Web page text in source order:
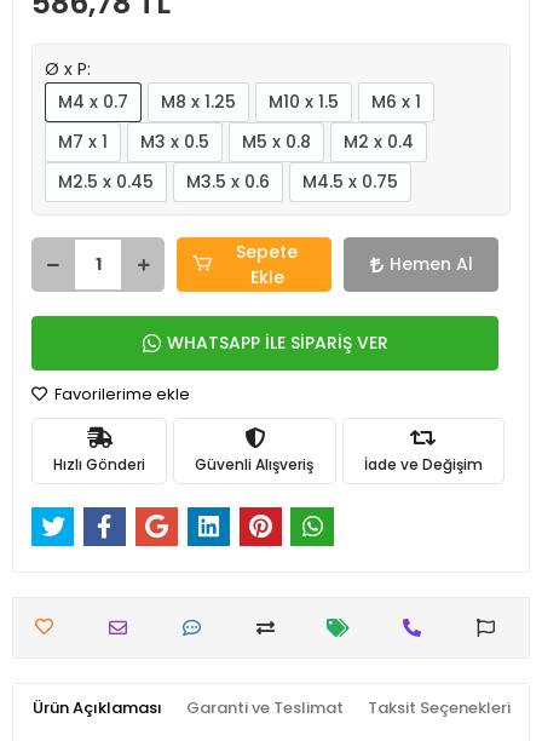
Ø x P:
M4 x 0.7
M8 x 1.25 M10 x 1.5
M6 x 1
M7 x 1
M3 x 0.5 M5 x 0.8
M2 x 0.4
M2.5 x 0.45
M3.5 x 0.6 M4.5 x 0.75
Sepete
Ekle
Hemen Al
WHATSAPP İLE SİPARİŞ VER
Favorilerime ekle
Hızlı Gönderi Güvenli Alışveriş İade ve Değişim
Ürün Açıklaması Garanti ve Teslimat Taksit Seçenekleri